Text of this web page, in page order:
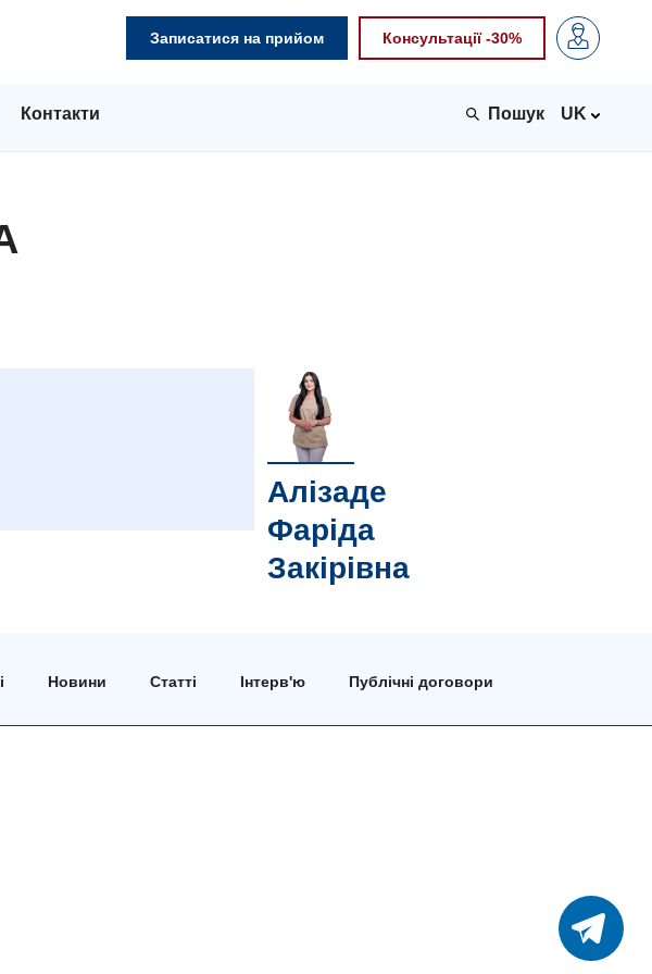
Записатися на прийом Консультації -30%
Контакти UK
Алізаде
Фаріда
Закірівна
Новини Статті Інтерв'ю Публічні договори